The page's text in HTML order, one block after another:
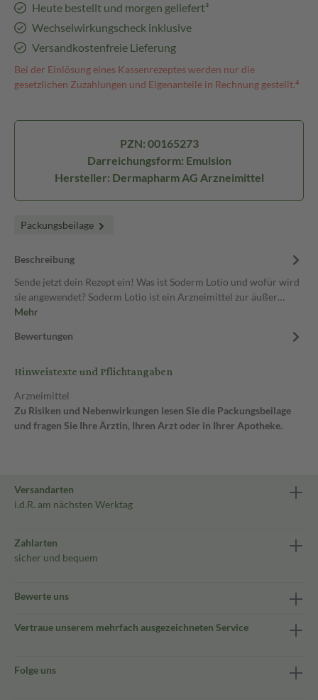
Heute bestellt und morgen geliefert³
Wechselwirkungscheck inklusive
Versandkostenfreie Lieferung
Bei der Einlösung eines Kassenrezeptes werden nur die
gesetzlichen Zuzahlungen und Eigenanteile in Rechnung gestellt.⁴
PZN: 00165273
Darreichungsform: Emulsion
Hersteller: Dermapharm AG Arzneimittel
Packungsbeilage
Beschreibung
Sende jetzt dein Rezept ein! Was ist Soderm Lotio und wofür wird
sie angewendet? Soderm Lotio ist ein Arzneimittel zur äußer…
Mehr
Bewertungen
Hinweistexte und Pflichtangaben
Arzneimittel
Zu Risiken und Nebenwirkungen lesen Sie die Packungsbeilage
und fragen Sie Ihre Ärztin, Ihren Arzt oder in Ihrer Apotheke.
Versandarten
i.d.R. am nächsten Werktag
Zahlarten
sicher und bequem
Bewerte uns
Vertraue unserem mehrfach ausgezeichneten Service
Folge uns